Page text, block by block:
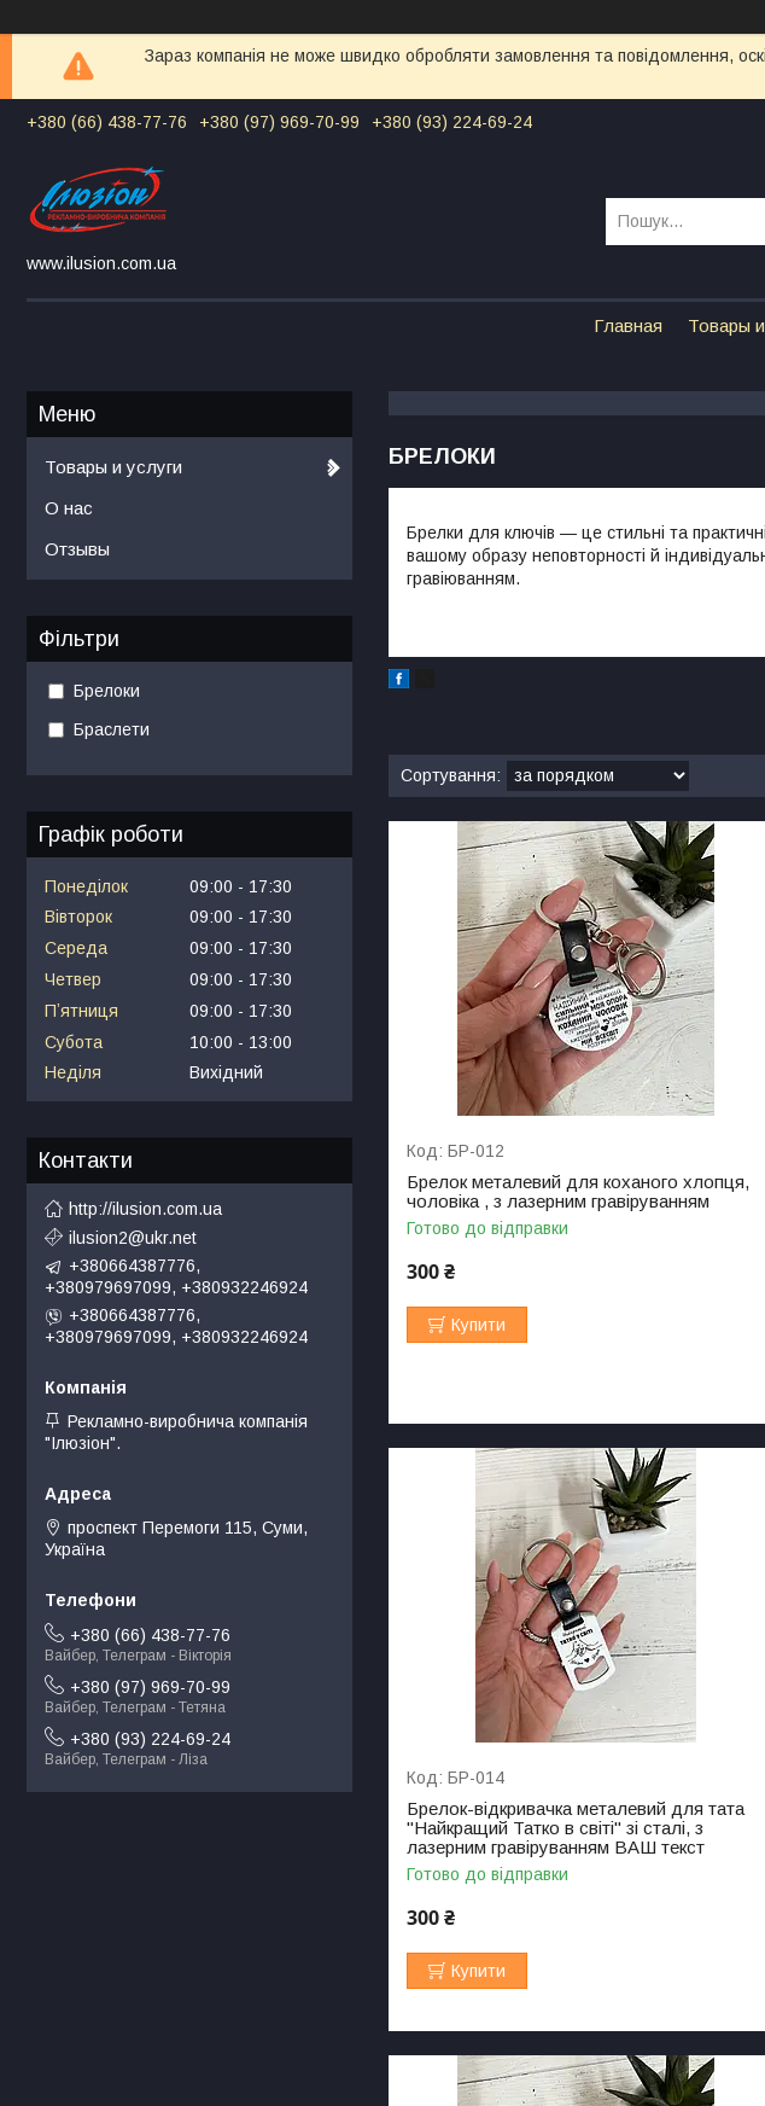
Зараз компанія не може швидко обробляти замовлення та повідомлення,
+380 (66) 438-77-76 +380 (97) 969-70-99 +380 (93) 224-69-24
www.ilusion.com.ua
Главная Товары
БРЕЛОКИ
Брелки для ключів — це стильні та
вашому образу неповторності й
гравіюванням.
БР-012
Брелок металевий для коханого хлопця,
чоловіка , з лазерним гравіруванням
Готово до відправки
300 ₴
Купити
БР-014
Брелок-відкривачка металевий для тата
"Найкращий Татко в світі" зі сталі, з
лазерним гравіруванням ВАШ текст
Готово до відправки
300 ₴
Купити
Товары и услуги
О нас
Отзывы
Фільтри
Брелоки
Браслети
Графік роботи
Понеділок 09:00
17:30
Вівторок
09:00
17:30
Середа
09:00
17:30
Четвер
09:00
17:30
Пʼятниця
09:00
17:30
Субота
10:00
13:00
Неділя
Вихідний
Контакти
http://ilusion.com.ua
ilusion2@ukr.net
+380664387776,
+380979697099, +380932246924
+380664387776,
+380979697099, +380932246924
Рекламно-виробнича компанія
"Ілюзіон".
проспект Перемоги 115, Суми,
Україна
+380 (66) 438-77-76
Вайбер, Телеграм - Вікторія
+380 (97) 969-70-99
Вайбер, Телеграм - Тетяна
+380 (93) 224-69-24
Вайбер, Телеграм - Ліза